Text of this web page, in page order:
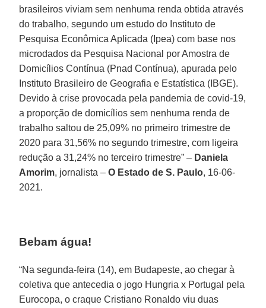
brasileiros viviam sem nenhuma renda obtida através
do trabalho, segundo um estudo do Instituto de
Pesquisa Econômica Aplicada (Ipea) com base nos
microdados da Pesquisa Nacional por Amostra de
Domicílios Contínua (Pnad Contínua), apurada pelo
Instituto Brasileiro de Geografia e Estatística (IBGE).
Devido à crise provocada pela pandemia de covid-19,
a proporção de domicílios sem nenhuma renda de
trabalho saltou de 25,09% no primeiro trimestre de
2020 para 31,56% no segundo trimestre, com ligeira
redução a 31,24% no terceiro trimestre” – Daniela
Amorim, jornalista –O Estado de S. Paulo, 16-06-
2021.
Bebam água!
“Na segunda-feira (14), em Budapeste, ao chegar à
coletiva que antecedia o jogo Hungria x Portugal pela
Eurocopa, o craque Cristiano Ronaldo viu duas